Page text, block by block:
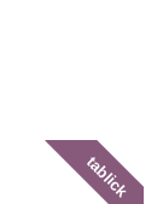
tablick